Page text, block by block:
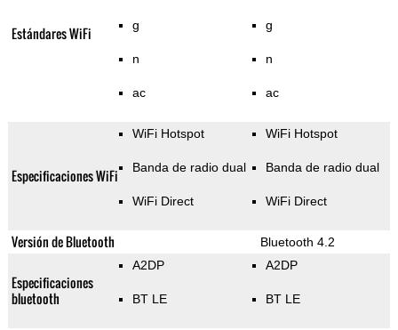
Estándares WiFi g
n
ac
g
n
ac
Especificaciones WiFi
WiFi Hotspot
Banda de radio dual
WiFi Direct
WiFi Hotspot
Banda de radio dual
WiFi Direct
Versión de Bluetooth Bluetooth 4.2
Especificaciones
bluetooth
A2DP
BT LE
A2DP
BT LE